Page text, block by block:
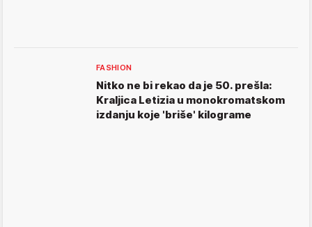
FASHION
Nitko ne bi rekao da je 50. prešla:
Kraljica Letizia u monokromatskom
izdanju koje 'briše' kilograme